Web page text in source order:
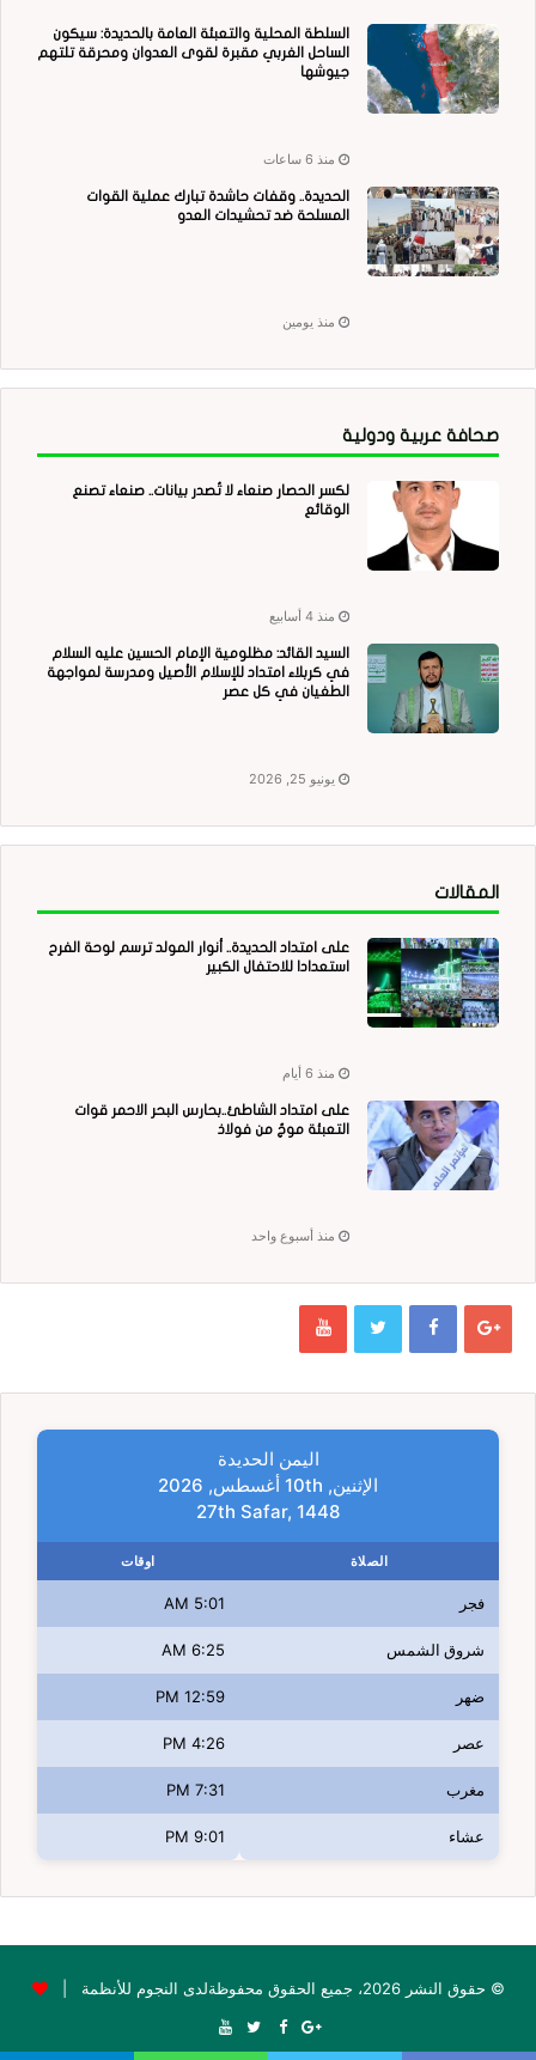
السلطة المحلية والتعبئة العامة بالحديدة: سيكون
الساحل الغربي مقبرة لقوى العدوان ومحرقة تلتهم
جيوشها
منذ 6 ساعات
الحديدة.. وقفات حاشدة تبارك عملية القوات
المسلحة ضد تحشيدات العدو
منذ يومين
صحافة عربية ودولية
لكسر الحصار صنعاء لا تُصدر بيانات.. صنعاء تصنع
الوقائع
منذ 4 أسابيع
السيد القائد: مظلومية الإمام الحسين عليه السلام
في كربلاء امتداد للإسلام الأصيل ومدرسة لمواجهة
الطغيان في كل عصر
يونيو 25, 2026
المقالات
على امتداد الحديدة.. أنوار المولد ترسم لوحة الفرح
استعدادا للاحتفال الكبير
منذ 6 أيام
على امتداد الشاطئ..بحارس البحر الاحمر قوات
التعبئة موجٌ من فولاذ
منذ أسبوع واحد
اليمن الحديدة
الإثنين, 10th أغسطس, 2026
27th Safar, 1448
الصلاة اوقات
فجر 5:01 AM
شروق الشمس 6:25 AM
ضهر 12:59 PM
عصر 4:26 PM
مغرب 7:31 PM
عشاء 9:01 PM
© حقوق النشر 2026، جميع الحقوق محفوظةلدى النجوم للأنظمة |